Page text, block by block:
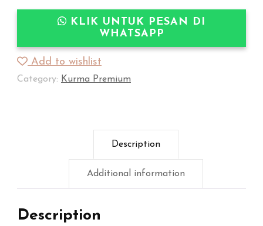
KLIK UNTUK PESAN DI
WHATSAPP
Add to wishlist
Category: Kurma Premium
Description
Additional information
Description